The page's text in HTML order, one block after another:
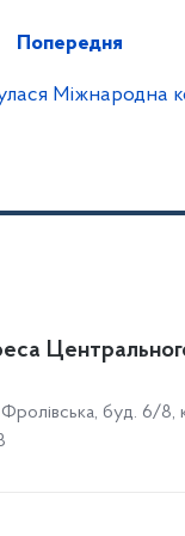
Попередня
Міжнародна
Фролівська, буд. 6/8,